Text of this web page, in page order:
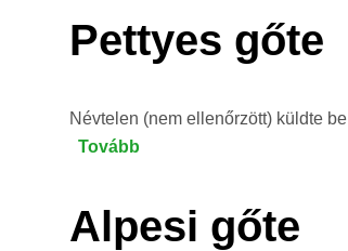
Pettyes gőte
Névtelen (nem ellenőrzött) küldte be
Tovább
Alpesi gőte